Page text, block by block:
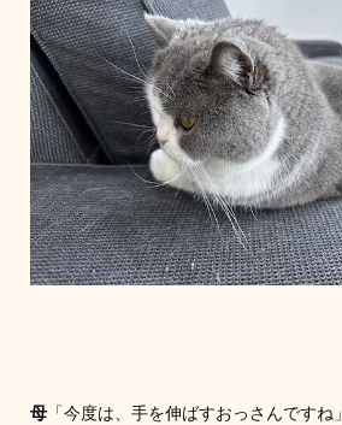
母「今度は、手を伸ばすおっさんですね」